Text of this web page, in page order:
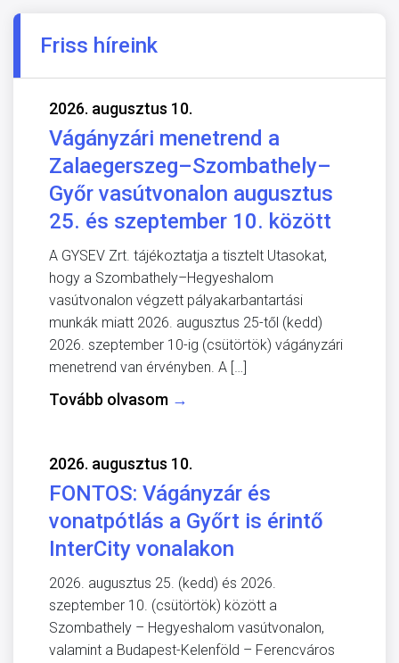
Friss híreink
2026. augusztus 10.
Vágányzári menetrend a
Zalaegerszeg–Szombathely–
Győr vasútvonalon augusztus
25. és szeptember 10. között
A GYSEV Zrt. tájékoztatja a tisztelt Utasokat,
hogy a Szombathely–Hegyeshalom
vasútvonalon végzett pályakarbantartási
munkák miatt 2026. augusztus 25-től (kedd)
2026. szeptember 10-ig (csütörtök) vágányzári
menetrend van érvényben. A […]
Tovább olvasom →
2026. augusztus 10.
FONTOS: Vágányzár és
vonatpótlás a Győrt is érintő
InterCity vonalakon
2026. augusztus 25. (kedd) és 2026.
szeptember 10. (csütörtök) között a
Szombathely – Hegyeshalom vasútvonalon,
valamint a Budapest-Kelenföld – Ferencváros